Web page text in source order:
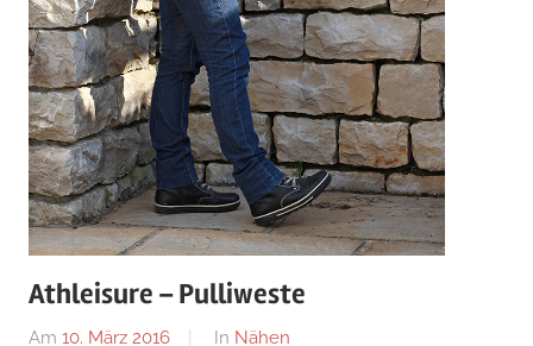
Athleisure – Pulliweste
Am 10. März 2016
Von
In Nähen